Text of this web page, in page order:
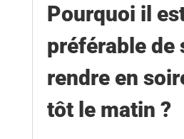
Pourquoi il
préférable de
rendre en
tôt le matin ?